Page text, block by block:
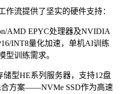
作流提供了坚实的硬件支持：
AMD EPYC处理器及NVIDIA
INT8量化加速，单机AI训练
型训练需求。
型HE系列服务器，支持12盘
合方案——NVMe SSD作为高速